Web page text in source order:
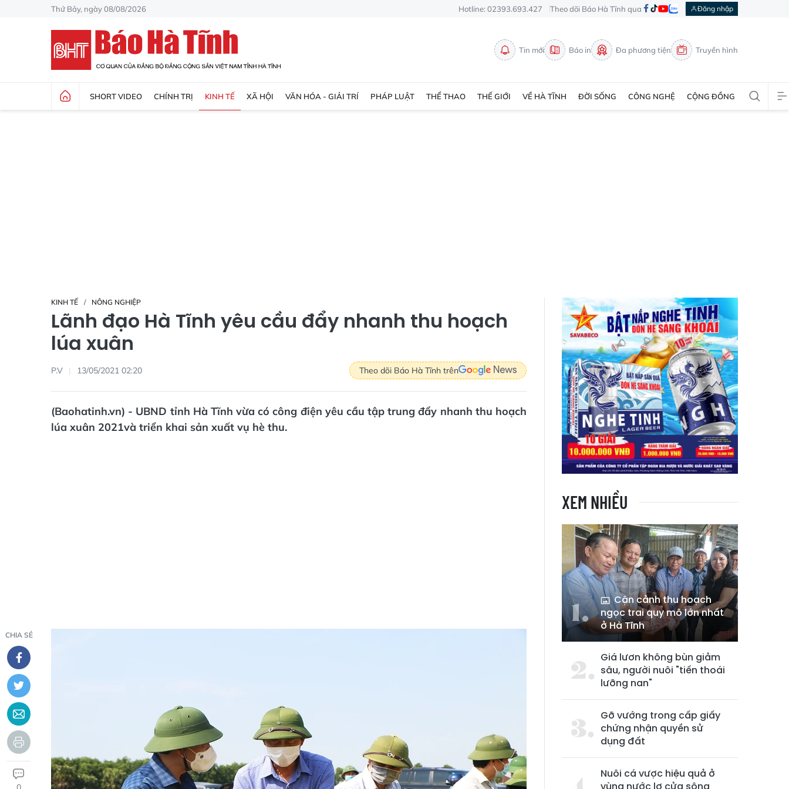
Thứ Bảy, ngày 08/08/2026 Hotline: 02393.693.427 Theo dõi Báo Hà Tĩnh qua Đăng nhập
Tin mới Báo in Đa phương tiện Truyền hình
SHORT VIDEO CHÍNH TRỊ KINH TẾ XÃ HỘI VĂN HÓA - GIẢI TRÍ PHÁP LUẬT THỂ THAO THẾ GIỚI VỀ HÀ TĨNH ĐỜI SỐNG CÔNG NGHỆ CỘNG ĐỒNG
KINH TẾ NÔNG NGHIỆP
Lãnh đạo Hà Tĩnh yêu cầu đẩy nhanh thu hoạch
lúa xuân
P.V 13/05/2021 02:20 Theo dõi Báo Hà Tĩnh trên
(Baohatinh.vn) - UBND tỉnh Hà Tĩnh vừa có công điện yêu cầu tập trung đẩy nhanh thu hoạch
lúa xuân 2021và triển khai sản xuất vụ hè thu.
CHIA SẺ
XEM NHIỀU
Cận cảnh thu hoạch
ngọc trai quy mô lớn nhất
ở Hà Tĩnh
Giá lươn không bùn giảm
sâu, người nuôi "tiến thoái
lưỡng nan"
Gỡ vướng trong cấp giấy
chứng nhận quyền sử
dụng đất
Nuôi cá vược hiệu quả ở